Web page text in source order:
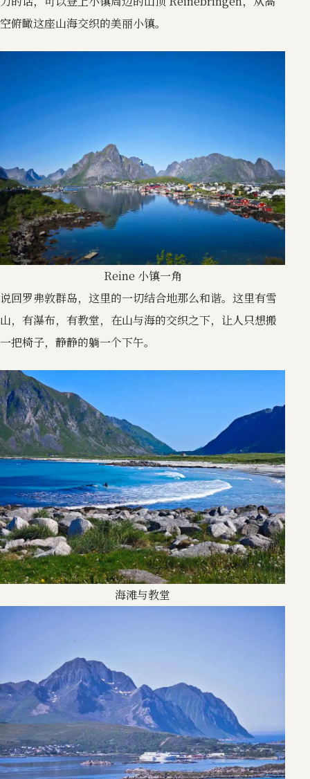
空俯瞰这座山海交织的美丽小镇。
Reine 小镇一角
说回罗弗敦群岛，这里的一切结合地那么和谐。这里有雪
山，有瀑布，有教堂，在山与海的交织之下，让人只想搬
一把椅子，静静的躺一个下午。
海滩与教堂